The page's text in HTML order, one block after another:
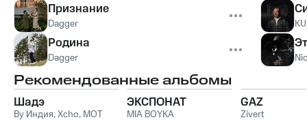
Признание
Dagger
Родина
Dagger
Рекомендованные альбомы
Шадэ
By Индия,Xcho, MOT
ЭКСПОНАТ
MIA BOYKA
GAZ
Zivert